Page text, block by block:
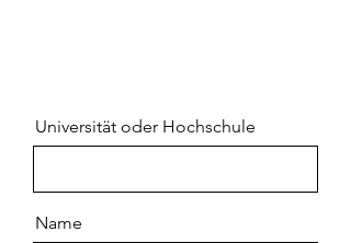
Universität oder Hochschule
Name